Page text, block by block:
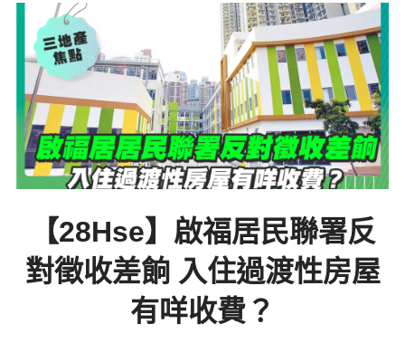
【28Hse】啟福居民聯署反
對徵收差餉 入住過渡性房屋
有咩收費？